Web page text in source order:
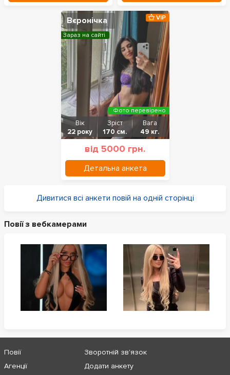
Вєронічка
Вік
22 року
Зріст
170 см.
Вага
49 кг.
від 5000 грн.
Детальна анкета
VIP
Зараз на сайті
Фото перевірено
Дивитися всі анкети повій на одній сторінці
Повії з вебкамерами
Повії
Агенції
Зворотній зв'язок
Додати анкету